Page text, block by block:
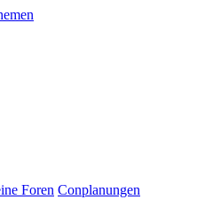
Foren Conplanungen